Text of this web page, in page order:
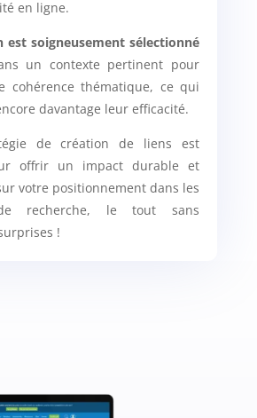
en ligne.
est soigneusement sélectionné
un contexte pertinent pour
cohérence thématique, ce qui
davantage leur efficacité.
de création de liens est
offrir un impact durable et
votre positionnement dans les
recherche, le tout sans
!